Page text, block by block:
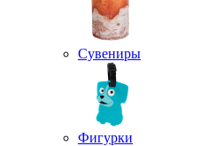
Сувениры
Фигурки